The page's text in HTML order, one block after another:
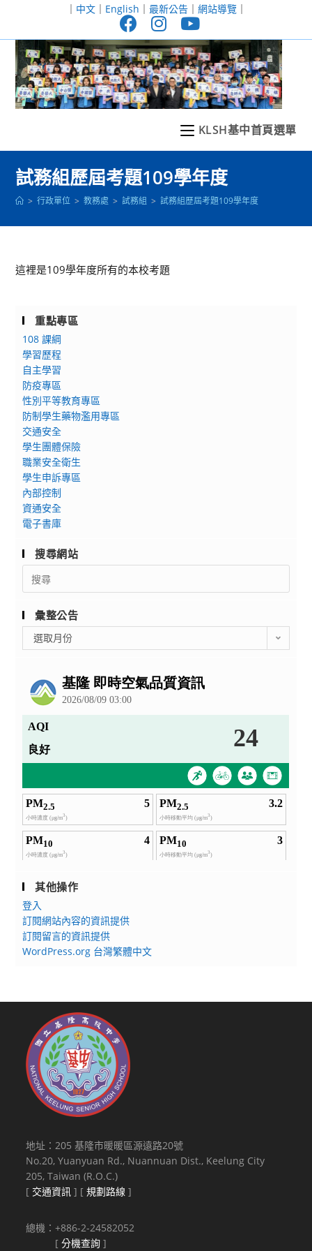
至
｜ 中文｜ English ｜ 最新公告｜ 網站導覽｜
KLSH基中首頁選單
試務組歷屆考題109學年度
> 行政單位 > 教務處 > 試務組 > 試務組歷屆考題109學年度
這裡是109學年度所有的本校考題
重點專區
108 課綱
學習歷程
自主學習
防疫專區
性別平等教育專區
防制學生藥物濫用專區
交通安全
學生團體保險
職業安全衛生
學生申訴專區
內部控制
資通安全
電子書庫
搜尋網站
Search
for:
彙整公告
整
選取月份
其他操作
登入
訂閱網站內容的資訊提供
訂閱留言的資訊提供
WordPress.org 台灣繁體中文
地址：205 基隆市暖暖區源遠路20號
No.20, Yuanyuan Rd., Nuannuan Dist., Keelung City
205, Taiwan (R.O.C.)
[ 交通資訊 ] [規劃路線 ]
總機：+886-2-24582052
[分機查詢 ]